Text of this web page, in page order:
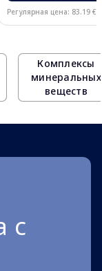
Регулярная цена: 83.19 €
Комплексы
минеральных
веществ
с